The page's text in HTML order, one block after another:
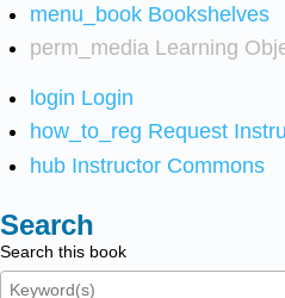
menu_book Bookshelves
perm_media Learning
login Login
how_to_reg Request
hub Instructor Commons
Search
Search this book